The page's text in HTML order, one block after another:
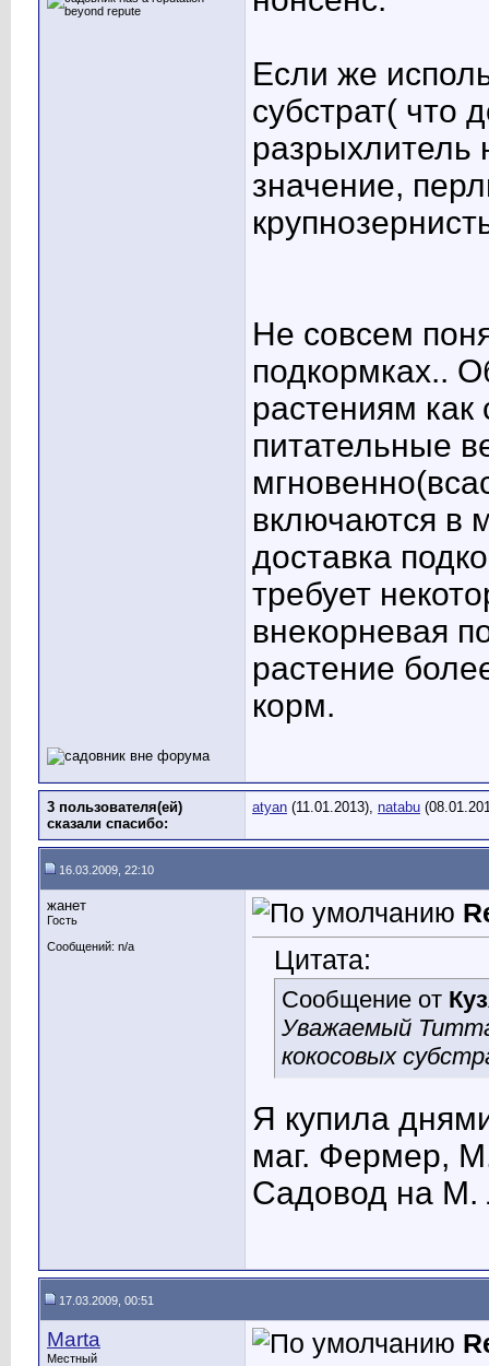
Если же
субстрат( что
разрыхлитель
значение,
Не совсем
подкормках..
растениям
питательные
включаются в
доставка
требует
внекорневая
растение
корм.
3 пользователя(ей)
сказали cпасибо:
atyan (11.01.2013), natabu
16.03.2009, 22:10
жанет
Гость
Сообщений: n/a
Цитата:
Сообщение от
Уважаемый
кокосовых
Я купила
маг. Фермер,
Садовод на М.
17.03.2009, 00:51
Marta
Местный